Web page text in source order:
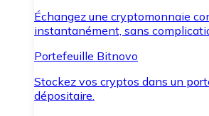
Échangez une cryptomonnaie
instantanément, sans
Portefeuille Bitnovo
Stockez vos cryptos dans un
dépositaire.